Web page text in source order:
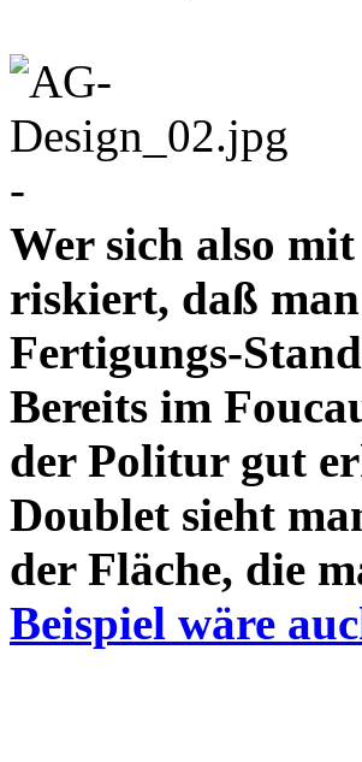
-
Wer sich also
riskiert, daß
Fertigungs-
Bereits im
der Politur gut
Doublet sieht
der Fläche, die
Beispiel wäre